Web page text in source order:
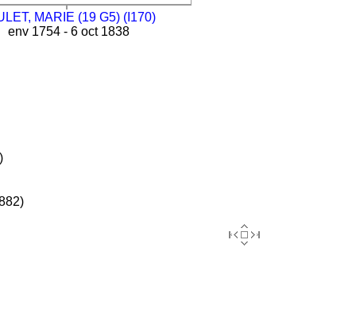
MARIE (19 G5) (I170)
env 1754 - 6 oct 1838